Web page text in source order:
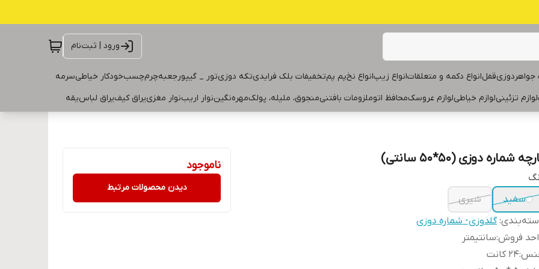
ورود | ثبت‌نام
قفلانواع دکمه و متعلقاتانواع زیپانواع نخپم پمتخفیفات بلک فرایدیتکه دوزیتور _ گیپورجعبهچرمچسبخودکار خیاطیسرمه
لوازم تزئینیلوازم خیاطیلوازم عروسکمحافظ اتوملزومات بافتنیمنجوق، ملیله، پولکمهرهنگیننوار اریبنوار مغزییراق کیفیراق لباسیقه
شماره دوزی (۵۰*۵۰ سانتی)
سفید
شیری
:گلدوزی- شماره دوزی
فروش:سانتیمتر
:۲۴ کانت
ناموجود
دیدن محصولات مرتبط